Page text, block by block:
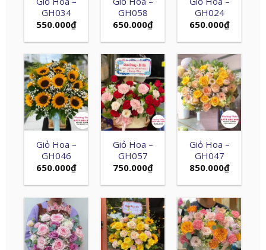
GH034
550.000₫
GH058
650.000₫
GH024
650.000₫
Giỏ Hoa –
GH046
650.000₫
Giỏ Hoa –
GH057
750.000₫
Giỏ Hoa –
GH047
850.000₫